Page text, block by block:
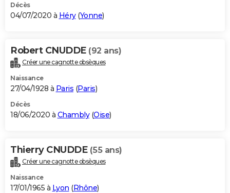
Décès
04/07/2020 à Héry(Yonne)
Robert CNUDDE (92 ans)
Créer une cagnotte obsèques
Naissance
27/04/1928 à Paris (Paris)
Décès
18/06/2020 à Chambly(Oise)
Thierry CNUDDE (55 ans)
Créer une cagnotte obsèques
Naissance
17/01/1965 à Lyon (Rhône)